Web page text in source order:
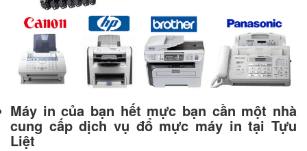
Máy in của bạn hết mực bạn cần một nhà
cung cấp dịch vụ đổ mực máy in tại Tựu
Liệt